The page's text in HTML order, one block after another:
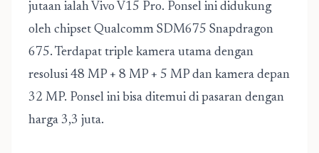
jutaan ialah Vivo V15 Pro. Ponsel ini didukung
oleh chipset Qualcomm SDM675 Snapdragon
675. Terdapat triple kamera utama dengan
resolusi 48 MP + 8 MP + 5 MP dan kamera depan
32 MP. Ponsel ini bisa ditemui di pasaran dengan
harga 3,3 juta.